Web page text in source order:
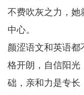
不费吹灰之力，她
中心。
颜涩语文和英语都
格开朗，自信阳光
础，亲和力是专长